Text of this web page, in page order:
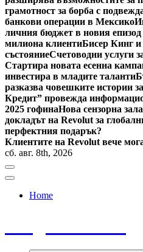
грамотност за борба с
банкови операции в Мексико
личния бюджет в новия
милиона клиентиБисер Кинг
състояниеСчетоводни услуги
Стартира новата есенна
инвестира в младите таланти
разказва човешките истории
Кредит” провежда
2025 гофинаНова сензорна
докладът на Revolut за
перфектния подарък?
Клиентите на Revolut вече
сб. авг. 8th, 2026
Home